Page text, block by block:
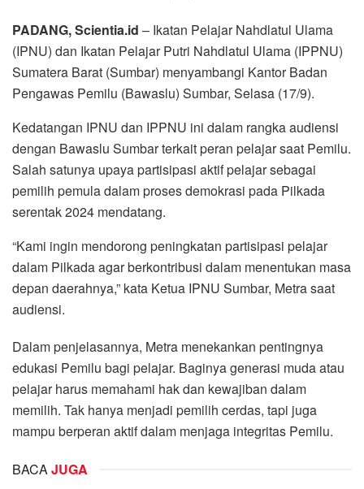
PADANG, Scientia.id – Ikatan Pelajar Nahdlatul Ulama
(IPNU) dan Ikatan Pelajar Putri Nahdlatul Ulama (IPPNU)
Sumatera Barat (Sumbar) menyambangi Kantor Badan
Pengawas Pemilu (Bawaslu) Sumbar, Selasa (17/9).
Kedatangan IPNU dan IPPNU ini dalam rangka audiensi
dengan Bawaslu Sumbar terkait peran pelajar saat Pemilu.
Salah satunya upaya partisipasi aktif pelajar sebagai
pemilih pemula dalam proses demokrasi pada Pilkada
serentak 2024 mendatang.
“Kami ingin mendorong peningkatan partisipasi pelajar
dalam Pilkada agar berkontribusi dalam menentukan masa
depan daerahnya,” kata Ketua IPNU Sumbar, Metra saat
audiensi.
Dalam penjelasannya, Metra menekankan pentingnya
edukasi Pemilu bagi pelajar. Baginya generasi muda atau
pelajar harus memahami hak dan kewajiban dalam
memilih. Tak hanya menjadi pemilih cerdas, tapi juga
mampu berperan aktif dalam menjaga integritas Pemilu.
BACA JUGA